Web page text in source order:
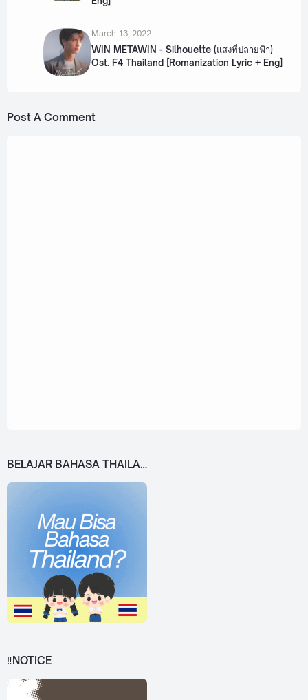
March 13, 2022
WIN METAWIN - Silhouette (แสงที่ปลายฟ้า)
Ost. F4 Thailand [Romanization Lyric + Eng]
Post A Comment
BELAJAR BAHASA THAILAND DARI 0!
‼️NOTICE